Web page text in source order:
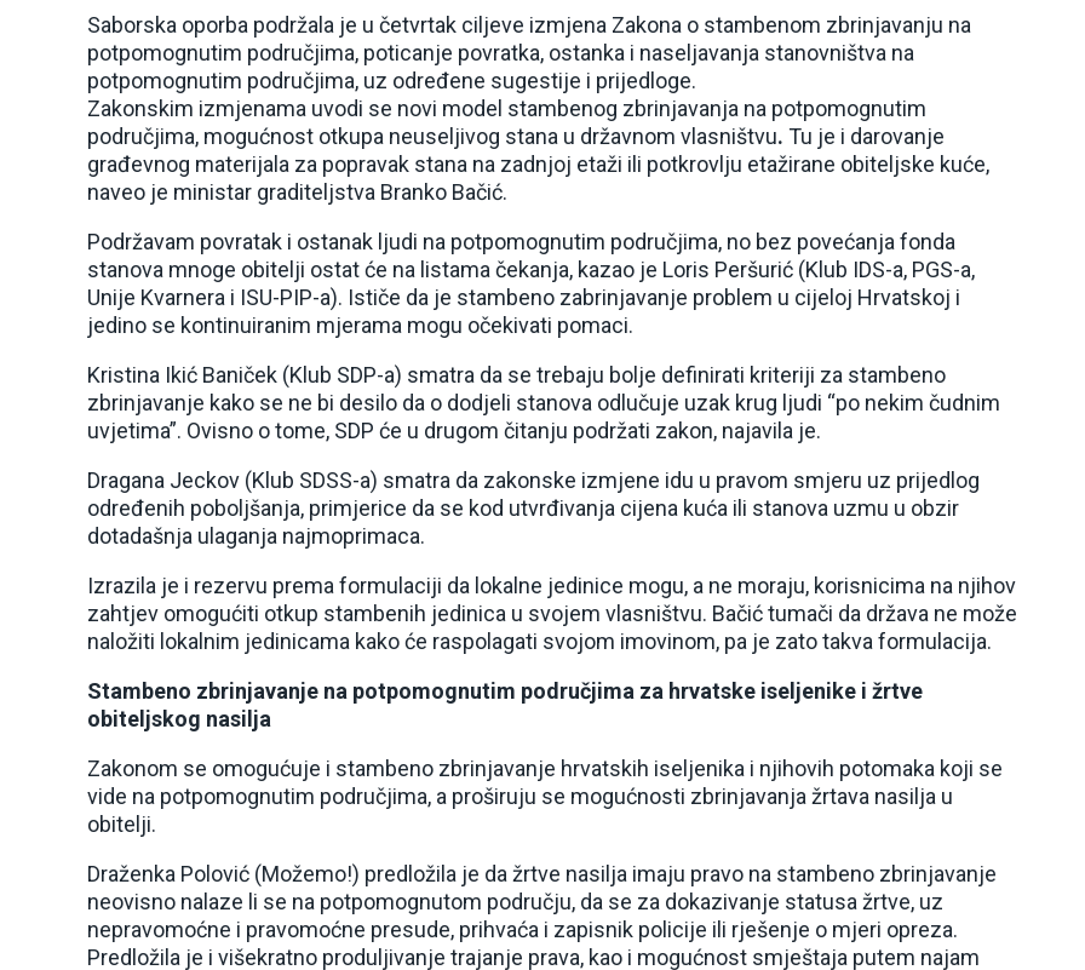
Saborska oporba podržala je u četvrtak ciljeve izmjena Zakona o stambenom zbrinjavanju na
potpomognutim područjima, poticanje povratka, ostanka i naseljavanja stanovništva na
potpomognutim područjima, uz određene sugestije i prijedloge.
Zakonskim izmjenama uvodi se novi model stambenog zbrinjavanja na potpomognutim
područjima, mogućnost otkupa neuseljivog stana u državnom vlasništvu. Tu je i darovanje
građevnog materijala za popravak stana na zadnjoj etaži ili potkrovlju etažirane obiteljske kuće,
naveo je ministar graditeljstva Branko Bačić.
Podržavam povratak i ostanak ljudi na potpomognutim područjima, no bez povećanja fonda
stanova mnoge obitelji ostat će na listama čekanja, kazao je Loris Peršurić (Klub IDS-a, PGS-a,
Unije Kvarnera i ISU-PIP-a). Ističe da je stambeno zabrinjavanje problem u cijeloj Hrvatskoj i
jedino se kontinuiranim mjerama mogu očekivati pomaci.
Kristina Ikić Baniček (Klub SDP-a) smatra da se trebaju bolje definirati kriteriji za stambeno
zbrinjavanje kako se ne bi desilo da o dodjeli stanova odlučuje uzak krug ljudi “po nekim čudnim
uvjetima”. Ovisno o tome, SDP će u drugom čitanju podržati zakon, najavila je.
Dragana Jeckov (Klub SDSS-a) smatra da zakonske izmjene idu u pravom smjeru uz prijedlog
određenih poboljšanja, primjerice da se kod utvrđivanja cijena kuća ili stanova uzmu u obzir
dotadašnja ulaganja najmoprimaca.
Izrazila je i rezervu prema formulaciji da lokalne jedinice mogu, a ne moraju, korisnicima na njihov
zahtjev omogućiti otkup stambenih jedinica u svojem vlasništvu. Bačić tumači da država ne može
naložiti lokalnim jedinicama kako će raspolagati svojom imovinom, pa je zato takva formulacija.
Stambeno zbrinjavanje na potpomognutim područjima za hrvatske iseljenike i žrtve
obiteljskog nasilja
Zakonom se omogućuje i stambeno zbrinjavanje hrvatskih iseljenika i njihovih potomaka koji se
vide na potpomognutim područjima, a proširuju se mogućnosti zbrinjavanja žrtava nasilja u
obitelji.
Draženka Polović (Možemo!) predložila je da žrtve nasilja imaju pravo na stambeno zbrinjavanje
neovisno nalaze li se na potpomognutom području, da se za dokazivanje statusa žrtve, uz
nepravomoćne i pravomoćne presude, prihvaća i zapisnik policije ili rješenje o mjeri opreza.
Predložila je i višekratno produljivanje trajanje prava, kao i mogućnost smještaja putem najam